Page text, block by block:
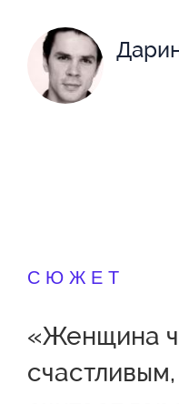
СЮЖЕТ
«Женщина